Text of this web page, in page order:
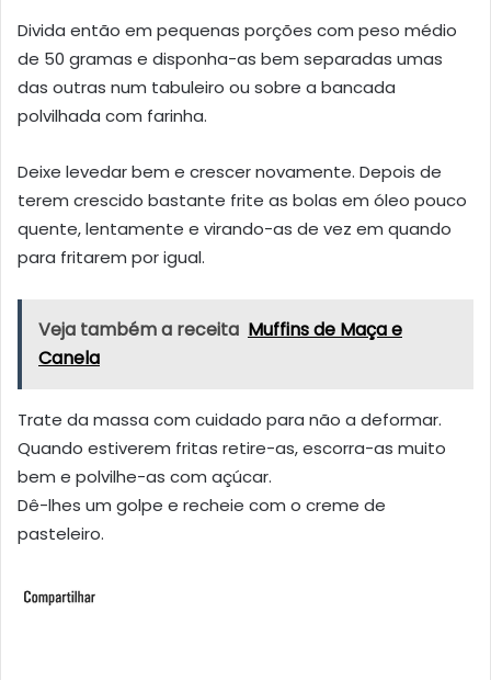
Divida então em pequenas porções com peso médio
de 50 gramas e disponha-as bem separadas umas
das outras num tabuleiro ou sobre a bancada
polvilhada com farinha.
Deixe levedar bem e crescer novamente. Depois de
terem crescido bastante frite as bolas em óleo pouco
quente, lentamente e virando-as de vez em quando
para fritarem por igual.
Veja também a receita Muffins de Maça e
Canela
Trate da massa com cuidado para não a deformar.
Quando estiverem fritas retire-as, escorra-as muito
bem e polvilhe-as com açúcar.
Dê-lhes um golpe e recheie com o creme de
pasteleiro.